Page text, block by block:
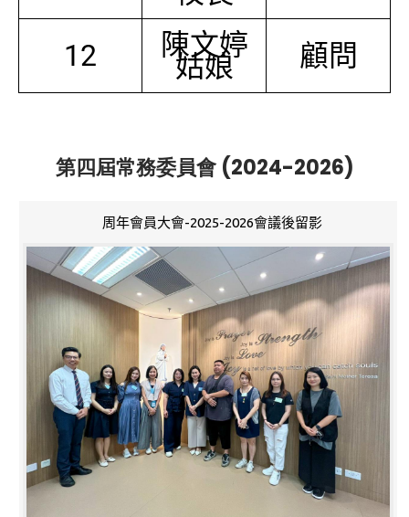
12 陳文婷
姑娘 顧問
第四屆常務委員會 (2024-2026)
周年會員大會-2025-2026會議後留影